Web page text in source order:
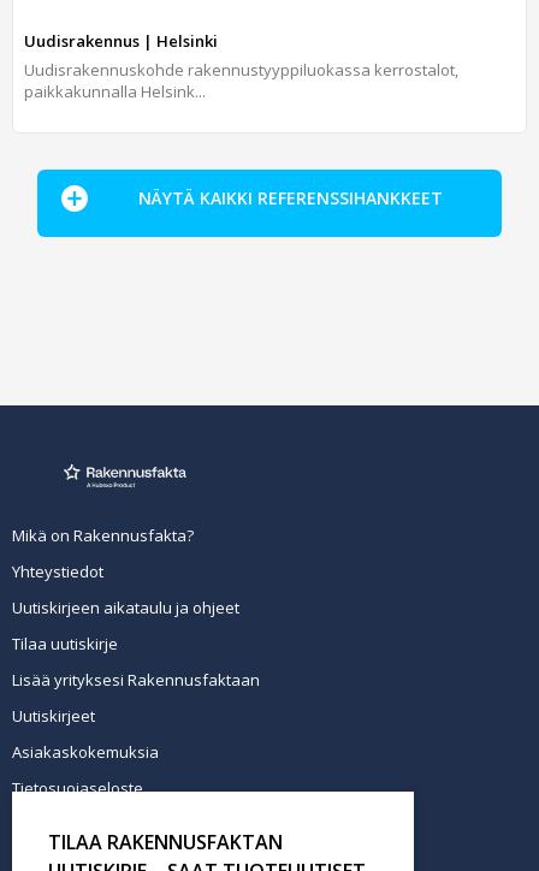
Uudisrakennus | Helsinki
Uudisrakennuskohde rakennustyyppiluokassa kerrostalot,
paikkakunnalla Helsink...
NÄYTÄ KAIKKI REFERENSSIHANKKEET
Mikä on Rakennusfakta?
Yhteystiedot
Uutiskirjeen aikataulu ja ohjeet
Tilaa uutiskirje
Lisää yrityksesi Rakennusfaktaan
Uutiskirjeet
Asiakaskokemuksia
Tietosuojaseloste
Tilaa uutiskirje
TILAA RAKENNUSFAKTAN